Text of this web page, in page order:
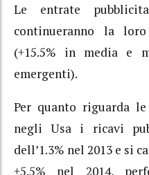
Le entrate
continueranno la
(+15.5% in media e
emergenti).
Per quanto riguarda
negli Usa i ricavi
dell’1.3% nel 2013 e si
+5.5% nel 2014,